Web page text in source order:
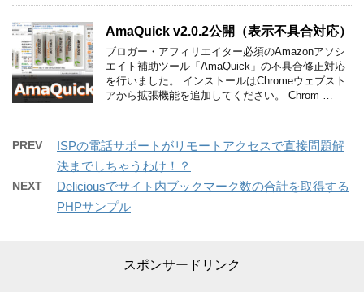
AmaQuick v2.0.2公開（表示不具合対応）
ブロガー・アフィリエイター必須のAmazonアソシ
エイト補助ツール「AmaQuick」の不具合修正対応
を行いました。 インストールはChromeウェブスト
アから拡張機能を追加してください。 Chrom …
PREV
ISPの電話サポートがリモートアクセスで直接問題解
決までしちゃうわけ！？
NEXT
Deliciousでサイト内ブックマーク数の合計を取得する
PHPサンプル
スポンサードリンク